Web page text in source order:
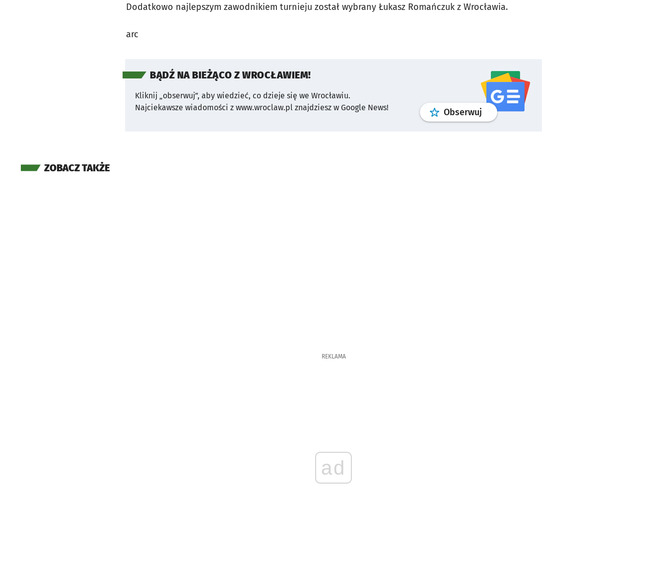
Dodatkowo najlepszym zawodnikiem turnieju został wybrany Łukasz Romańczuk z Wrocławia.
arc
BĄDŹ NA BIEŻĄCO Z WROCŁAWIEM!
Kliknij „obserwuj”, aby wiedzieć, co dzieje się we Wrocławiu.
Najciekawsze wiadomości z www.wroclaw.pl znajdziesz w Google News!
Obserwuj profilgoogle news
ZOBACZ TAKŻE
REKLAMA
ad